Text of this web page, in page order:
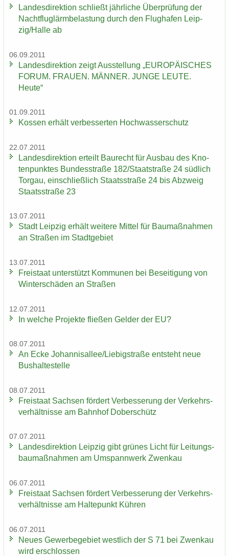
Lan­des­di­rek­ti­on schließt jähr­li­che Über­prü­fung der
Nacht­flug­lärm­be­las­tung durch den Flug­ha­fen Leip­
zig/Halle ab
06.09.2011
Lan­des­di­rek­ti­on zeigt Aus­stel­lung „EU­RO­PÄI­SCHES
FORUM. FRAU­EN. MÄN­NER. JUNGE LEUTE.
Heute“
01.09.2011
Kos­sen er­hält ver­bes­ser­ten Hoch­was­ser­schutz
22.07.2011
Lan­des­di­rek­ti­on er­teilt Bau­recht für Aus­bau des Kno­
ten­punk­tes Bun­des­stra­ße 182/Staat­stra­ße 24 süd­lich
Tor­gau, ein­schließ­lich Staats­stra­ße 24 bis Ab­zweig
Staats­stra­ße 23
13.07.2011
Stadt Leip­zig er­hält wei­te­re Mit­tel für Bau­maß­nah­men
an Stra­ßen im Stadt­ge­biet
13.07.2011
Frei­staat un­ter­stützt Kom­mu­nen bei Be­sei­ti­gung von
Win­ter­schä­den an Stra­ßen
12.07.2011
In wel­che Pro­jek­te flie­ßen Gel­der der EU?
08.07.2011
An Ecke Jo­han­ni­s­al­lee/Lie­big­stra­ße ent­steht neue
Bus­hal­te­stel­le
08.07.2011
Frei­staat Sach­sen för­dert Ver­bes­se­rung der Ver­kehrs­
ver­hält­nis­se am Bahn­hof Do­ber­schütz
07.07.2011
Lan­des­di­rek­ti­on Leip­zig gibt grü­nes Licht für Lei­tungs­
bau­maß­nah­men am Um­spann­werk Zwenkau
06.07.2011
Frei­staat Sach­sen för­dert Ver­bes­se­rung der Ver­kehrs­
ver­hält­nis­se am Hal­te­punkt Küh­ren
06.07.2011
Neues Ge­wer­be­ge­biet west­lich der S 71 bei Zwenkau
wird er­schlos­sen